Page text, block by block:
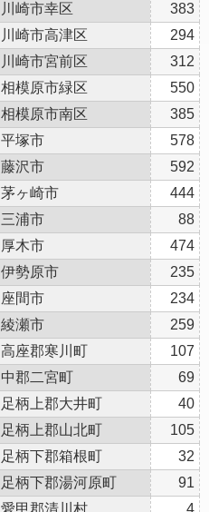
川崎市幸区
383
川崎市高津区
294
川崎市宮前区
312
相模原市緑区
550
相模原市南区
385
平塚市
578
藤沢市
592
茅ヶ崎市
444
三浦市
88
厚木市
474
伊勢原市
235
座間市
234
綾瀬市
259
高座郡寒川町
107
中郡二宮町
69
足柄上郡大井町
40
足柄上郡山北町
105
足柄下郡箱根町
32
足柄下郡湯河原町
91
愛甲郡清川村 4